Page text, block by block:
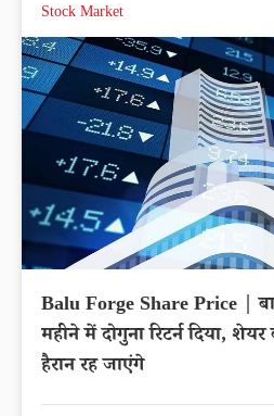
Stock Market
Balu Forge Share Price |
महीने में दोगुना रिटर्न दिया,
हैरान रह जाएंगे